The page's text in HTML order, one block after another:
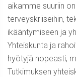
aikamme suuriin
terveyskriiseihin,
ikääntymiseen ja
Yhteiskunta ja
hyötyjä nopeasti,
Tutkimuksen